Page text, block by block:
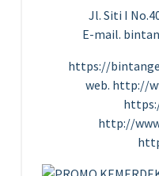
Jl. Siti I
E-mail.
https://
web. http://
http://